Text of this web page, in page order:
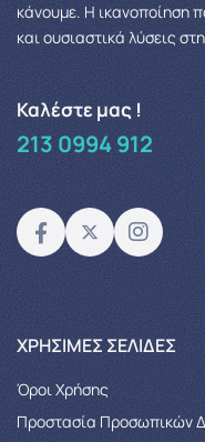
κάνουμε. Η ικανοποίηση
και ουσιαστικά λύσεις
Καλέστε μας !
213 0994 912
XΡΉΣΙΜΕΣ ΣΕΛΊΔΕΣ
Όροι Χρήσης
Προστασία Προσωπικών